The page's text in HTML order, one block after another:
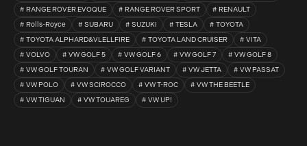
RANGE ROVER EVOQUE
RANGE ROVER SPORT
RENAULT
Rolls-Royce
SUBARU SUZUKI TESLA
TOYOTA
TOYOTA ALPHARD&VLELLFIRE
TOYOTA LAND CRUISER
VITA
VOLVO
VW GOLF 5 VW GOLF 6 VW GOLF 7
VW GOLF 8
VW GOLF TOURAN
VW GOLF VARIANT VW JETTA
VW PASSAT
VW POLO
VW SCIROCCO VW T-ROC
VW THE BEETLE
VW TIGUAN
VW TOUAREG VW UP!